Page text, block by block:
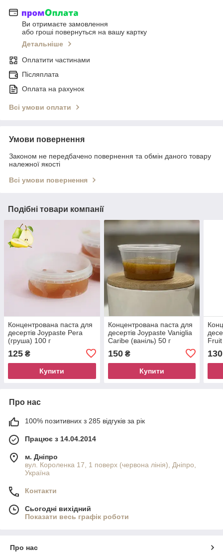
Ви отримаєте замовлення
або гроші повернуться на вашу картку
Детальніше
Оплатити частинами
Післяплата
Оплата на рахунок
Всі умови оплати
Умови повернення
Законом не передбачено повернення та обмін даного товару
належної якості
Всі умови повернення
Подібні товари компанії
Концентрована паста для
десертів Joypaste Pera
(груша) 100 г
125 ₴
Купити
Концентрована паста для
десертів Joypaste Vaniglia
Caribe (ваніль) 50 г
150₴
Купити
130
Про нас
100% позитивних з 285 відгуків за рік
Працює з 14.04.2014
м. Дніпро
вул. Короленка 17, 1 поверх (червона лінія), Дніпро,
Україна
Контакти
Сьогодні вихідний
Показати весь графік роботи
Про нас